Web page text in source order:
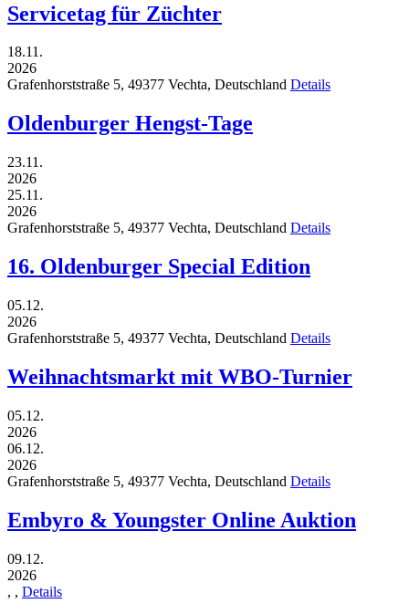
Servicetag für Züchter
18.11.
2026
Grafenhorststraße 5, 49377 Vechta, Deutschland Details
Oldenburger Hengst-Tage
23.11.
2026
25.11.
2026
Grafenhorststraße 5, 49377 Vechta, Deutschland Details
16. Oldenburger Special Edition
05.12.
2026
Grafenhorststraße 5, 49377 Vechta, Deutschland Details
Weihnachtsmarkt mit WBO-Turnier
05.12.
2026
06.12.
2026
Grafenhorststraße 5, 49377 Vechta, Deutschland Details
Embyro & Youngster Online Auktion
09.12.
2026
, , Details